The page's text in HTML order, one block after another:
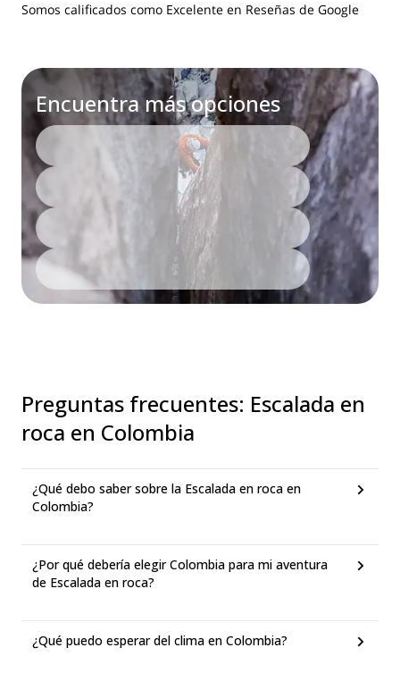
Somos calificados como Excelente en Reseñas de Google
Encuentra más opciones
Preguntas frecuentes: Escalada en
roca en Colombia
¿Qué debo saber sobre la Escalada en roca en
Colombia?
¿Por qué debería elegir Colombia para mi aventura
de Escalada en roca?
¿Qué puedo esperar del clima en Colombia?